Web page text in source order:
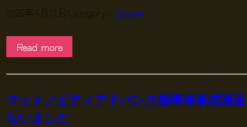
Lesson
Read more
マットノビティアドバンス指導者養成講
ないました